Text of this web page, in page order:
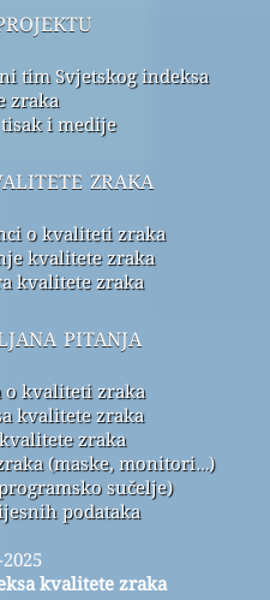
tim Svjetskog indeksa
zraka
i medije
zraka
o kvaliteti zraka
kvalitete zraka
kvalitete zraka
pitanja
o kvaliteti zraka
kvalitete zraka
zraka
(maske, monitori…)
sučelje)
podataka
kvalitete zraka